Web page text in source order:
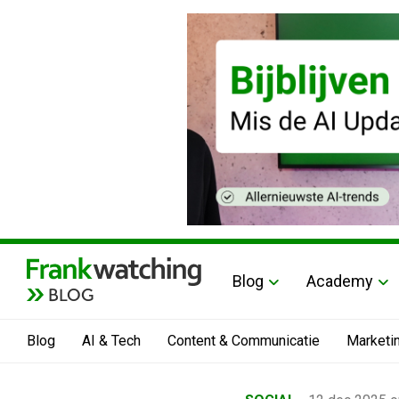
BLOG
Blog Academy
Blog AI & Tech Content & Communicatie